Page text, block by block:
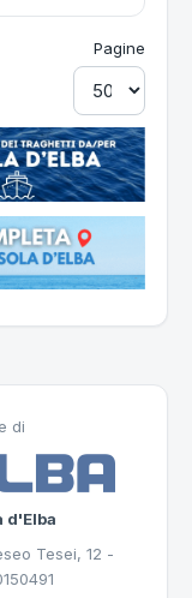
Pagine
di
d'Elba
Tesei, 12 -